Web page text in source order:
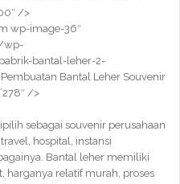
/>
wp-image-36″
wp-
bantal-leher-2-
Bantal Leher Souvenir
/>
sebagai souvenir perusahaan
hospital, instansi
Bantal leher memiliki
harganya relatif murah, proses